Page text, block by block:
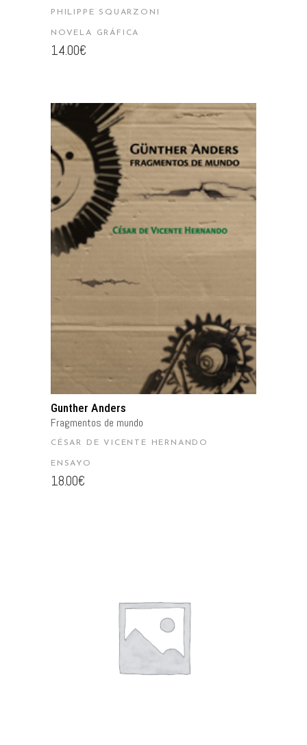
PHILIPPE SQUARZONI
NOVELA GRÁFICA
14.00€
AÑADIR AL CARRITO
Gunther Anders
Fragmentos de mundo
CÉSAR DE VICENTE HERNANDO
ENSAYO
18.00€
AÑADIR AL CARRITO